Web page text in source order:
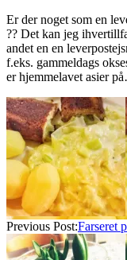
Er der noget som en
?? Det kan jeg
andet en en
f.eks. gammeldags
er hjemmelavet asier
2022-
11-
06
Previous Post:Farseret